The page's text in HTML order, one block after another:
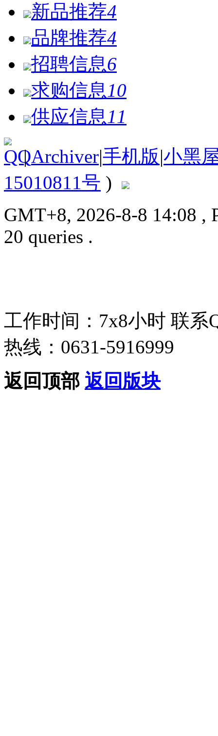
新品推荐4
品牌推荐4
招聘信息6
求购信息 10
供应信息 11
| Archiver|手机版|小黑
15010811号 )
GMT+8, 2026-8-8 14:08 ,
20 queries .
工作时间：7x8小时 联系
热线：0631-5916999
返回顶部 返回版块